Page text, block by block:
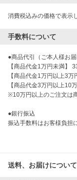
消費税込みの価格で表示
手数料について
●商品代引（ご本人様お届
【商品代金1万円未満】
【商品代金1万円以上3
【商品代金3万円以上10
※10万円以上のご注文は
●銀行振込
振込手数料はお客様負担
送料、お届けについて